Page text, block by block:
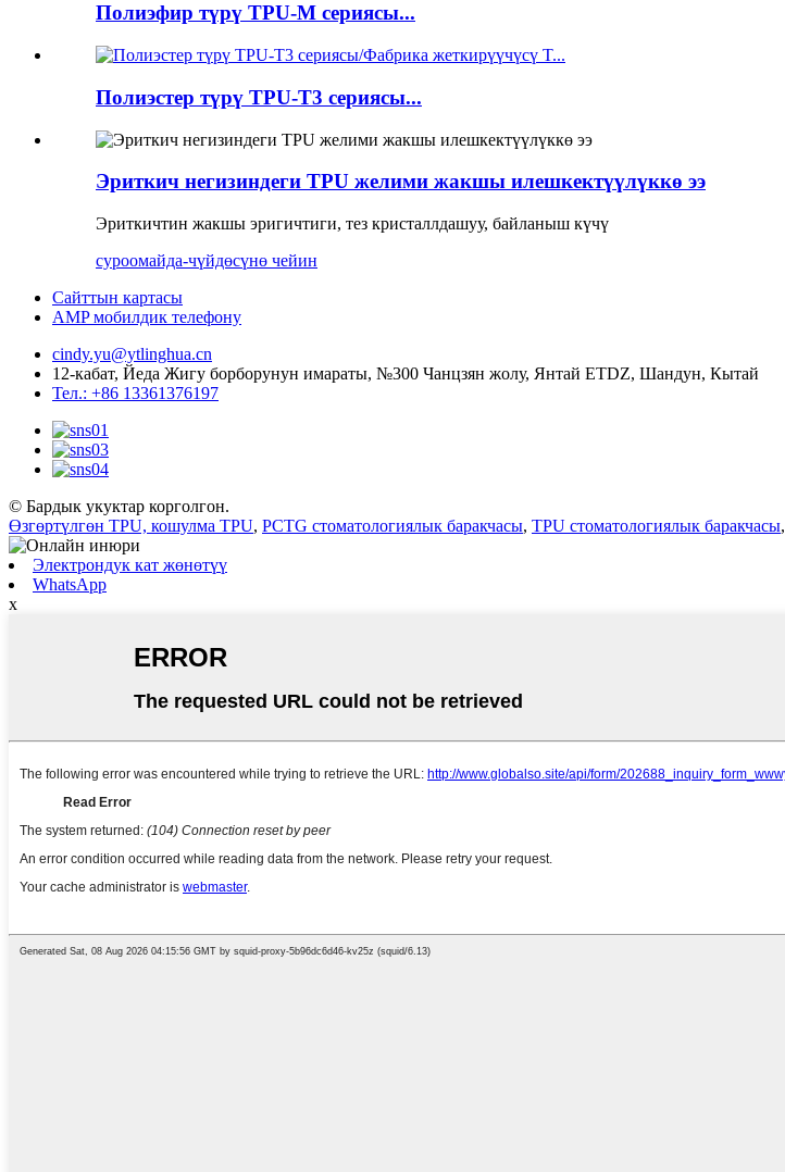
Полиэфир түрү TPU-M сериясы...
Полиэстер түрү TPU-T3 сериясы...
Эриткич негизиндеги TPU желими жакшы илешкектүүлүккө ээ
Эриткичтин жакшы эригичтиги, тез кристаллдашуу, байланыш күчү
суроомайда-чүйдөсүнө чейин
Сайттын картасы
AMP мобилдик телефону
cindy.yu@ytlinghua.cn
12-кабат, Йеда Жигу борборунун имараты, №300 Чанцзян жолу, Янтай ETDZ, Шандун, Кытай
Тел.: +86 13361376197
© Бардык укуктар корголгон.
Өзгөртүлгөн TPU, кошулма TPU, PCTG стоматологиялык баракчасы, TPU стоматологиялык баракчасы,
Электрондук кат жөнөтүү
WhatsApp
x